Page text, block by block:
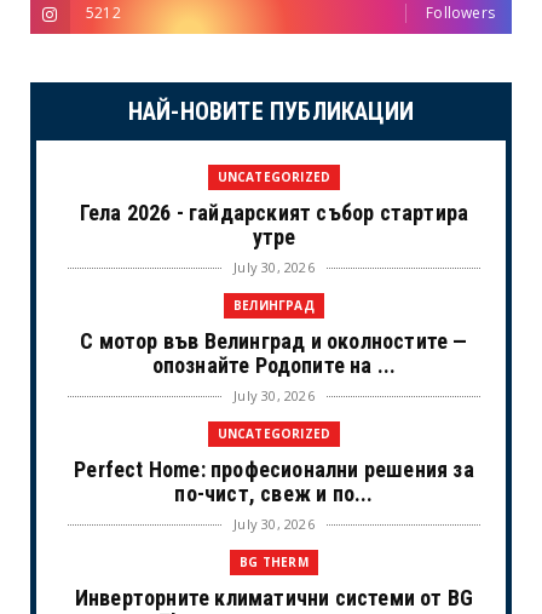
5212 Followers
НАЙ-НОВИТЕ ПУБЛИКАЦИИ
UNCATEGORIZED
Гела 2026 - гайдарският събор стартира
утре
July 30, 2026
ВЕЛИНГРАД
С мотор във Велинград и околностите —
опознайте Родопите на ...
July 30, 2026
UNCATEGORIZED
Perfect Home: професионални решения за
по-чист, свеж и по...
July 30, 2026
BG THERM
Инверторните климатични системи от BG